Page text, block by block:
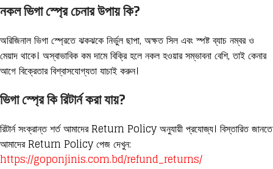
নকল ভিগা স্প্রে চেনার উপায় কি?
অরিজিনাল ভিগা স্প্রেতে ঝকঝকে নির্ভুল ছাপা, অক্ষত সিল এবং স্পষ্ট ব্যাচ নম্বর ও
মেয়াদ থাকে। অস্বাভাবিক কম দামে বিক্রি হলে নকল হওয়ার সম্ভাবনা বেশি, তাই কেনার
আগে বিক্রেতার বিশ্বাসযোগ্যতা যাচাই করুন।
ভিগা স্প্রে কি রিটার্ন করা যায়?
রিটার্ন সংক্রান্ত শর্ত আমাদের Return Policy অনুযায়ী প্রযোজ্য। বিস্তারিত জানতে
আমাদের Return Policy পেজ দেখুন:
https://goponjinis.com.bd/refund_returns/